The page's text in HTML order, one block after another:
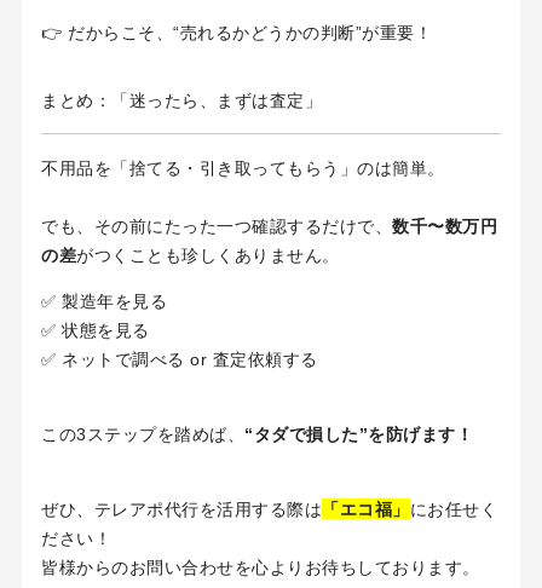
👉 だからこそ、“売れるかどうかの判断”が重要！
まとめ：「迷ったら、まずは査定」
不用品を「捨てる・引き取ってもらう」のは簡単。
でも、その前にたった一つ確認するだけで、数千〜数万円
の差がつくことも珍しくありません。
✅ 製造年を見る
✅ 状態を見る
✅ ネットで調べる or 査定依頼する
この3ステップを踏めば、 “タダで損した”を防げます！
ぜひ、テレアポ代行を活用する際は 「エコ福」 にお任せく
ださい！
皆様からのお問い合わせを心よりお待ちしております。